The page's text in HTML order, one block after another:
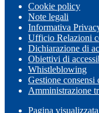
Cookie policy
Note legali
Informativa
Ufficio Relazioni
Dichiarazione di
Obiettivi di
Whistleblowing
Gestione consensi
Amministrazione
Pagina visualizzata